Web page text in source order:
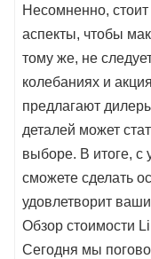
Несомненно,
аспекты, чтобы
тому же, не
колебаниях и
предлагают
деталей может
выборе. В итоге, с
сможете сделать
удовлетворит
Обзор стоимости
Сегодня мы